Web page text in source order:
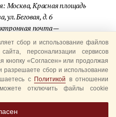
Москва, Красная площадь
ул. Беговая, д. 6
почта —
«Спасская башня»
сбор и использование файлов
персонализации сервисов
кнопку «Согласен» или продолжая
разрешаете сбор и использование
с Политикой в отношении
отключить файлы cookie